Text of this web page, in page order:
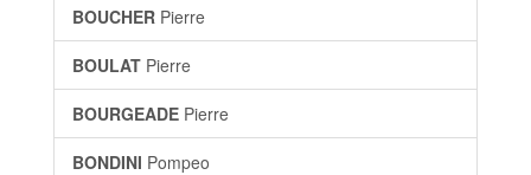
BOUCHER Pierre
BOULAT Pierre
BOURGEADE Pierre
BONDINI Pompeo